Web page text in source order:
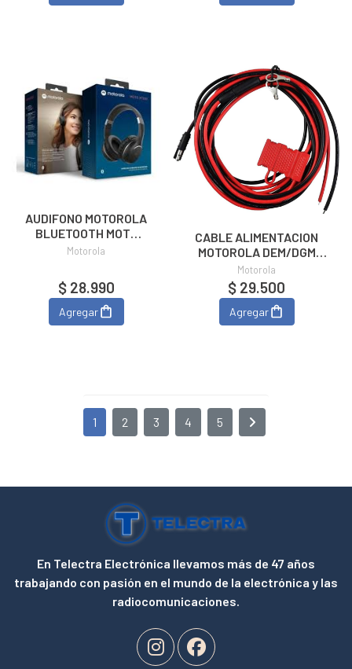
AUDIFONO MOTOROLA
BLUETOOTH MOTO
XT220
Motorola
$ 28.990
Agregar
CABLE ALIMENTACION
MOTOROLA DEM/DGM
HKN4137A
Motorola
$ 29.500
Agregar
1 2 3 4 5
En Telectra Electrónica llevamos más de 47 años
trabajando con pasión en el mundo de la electrónica y las
radiocomunicaciones.